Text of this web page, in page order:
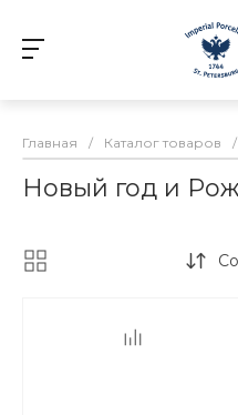
Главная / Каталог товаров /
Новый год и